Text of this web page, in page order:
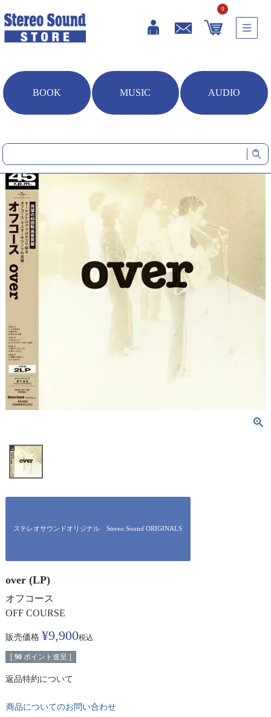
0
BOOK MUSIC AUDIO
ステレオサウンドオリジナル Stereo Sound ORIGINALS
over (LP)
オフコース
OFF COURSE
販売価格 ¥9,900税込
[ 90 ポイント進呈 ]
返品特約について
商品についてのお問い合わせ